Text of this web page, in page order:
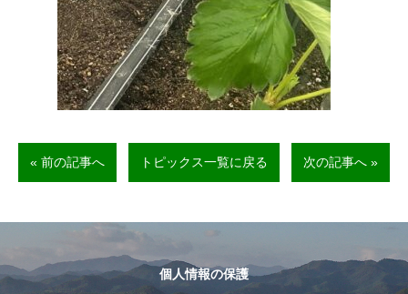
« 前の記事へ トピックス一覧に戻る 次の記事へ »
個人情報の保護